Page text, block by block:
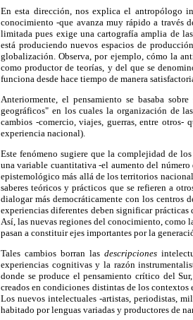
En esta dirección, nos explica el antropólogo
conocimiento -que avanza muy rápido a través
limitada pues exige una cartografía amplia de
está produciendo nuevos espacios de
globalización. Observa, por ejemplo, cómo la
como productor de teorías, y del que se
funciona desde hace tiempo de manera
Anteriormente, el pensamiento se basaba
geográficos" en los cuales la organización de
cambios -comercio, viajes, guerras, entre
experiencia nacional).
Este fenómeno sugiere que la complejidad de
una variable cuantitativa -el aumento del
epistemológico más allá de los territorios
saberes teóricos y prácticos que se refieren a
dialogar más democráticamente con los centros
experiencias diferentes deben significar
Así, las nuevas regiones del conocimiento, como
pasan a constituir ejes importantes por la
Tales cambios borran las descripciones
experiencias cognitivas y la razón
donde se produce el pensamiento crítico del
creados en condiciones distintas de los
Los nuevos intelectuales -artistas, periodistas,
habitado por lenguas variadas y productores de